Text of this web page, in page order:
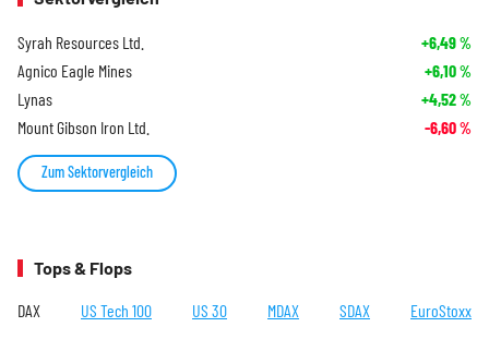
Syrah Resources Ltd. +6,49%
Agnico Eagle Mines +6,10%
Lynas +4,52%
Mount Gibson Iron Ltd. -6,60%
Zum Sektorvergleich
Tops & Flops
DAX US Tech 100 US 30 MDAX SDAX EuroStoxx